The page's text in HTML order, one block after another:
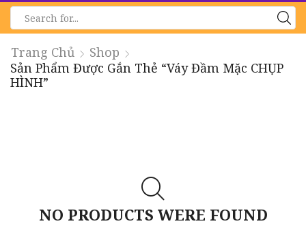
INPUT
Trang Chủ
Shop
Sản Phẩm Được Gắn Thẻ “váy Đầm Mặc CHỤP
HÌNH”
NO PRODUCTS WERE FOUND